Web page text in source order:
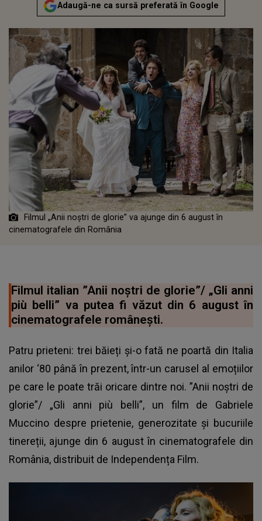
Adaugă-ne ca sursă preferată în Google
Filmul „Anii noştri de glorie” va ajunge din 6 august în
cinematografele din România
Filmul italian ”Anii noştri de glorie”/ „Gli anni
più belli” va putea fi văzut din 6 august în
cinematografele româneşti.
Patru prieteni: trei băieți și-o fată ne poartă din Italia
anilor ‘80 până în prezent, într-un carusel al emoțiilor
pe care le poate trăi oricare dintre noi. ”Anii noștri de
glorie”/ „Gli anni più belli”, un film de Gabriele
Muccino despre prietenie, generozitate și bucuriile
tinereții, ajunge din 6 august în cinematografele din
România, distribuit de Independența Film.